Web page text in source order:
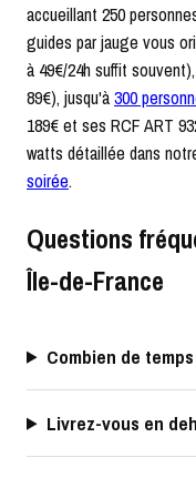
accueillant 250
guides par jauge vous
à 49€/24h suffit souvent),
89€), jusqu'à300
189€ et ses RCF ART
watts détaillée dans
soirée.
Questions
Île-de-France
Combien de
Livrez-vous en